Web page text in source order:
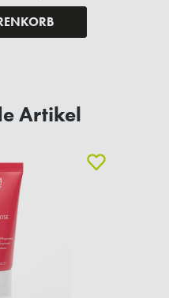
Artikel